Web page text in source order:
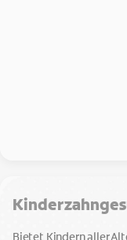
Bietet Kindern aller